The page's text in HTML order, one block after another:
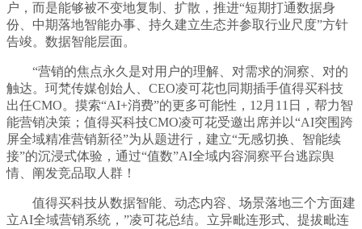
户，而是能够被不变地复制、扩散，推进“短期打通数据身
份、中期落地智能办事、持久建立生态并参取行业尺度”方针
告竣。数据智能层面。
“营销的焦点永久是对用户的理解、对需求的洞察、对的
触达。珂梵传媒创始人、CEO凌可花也同期插手值得买科技
出任CMO。摸索“AI+消费”的更多可能性，12月11日，帮力智
能营销决策；值得买科技CMO凌可花受邀出席并以“AI突围跨
屏全域精准营销新径”为从题进行，建立“无感切换、智能续
接”的沉浸式体验，通过“值数”AI全域内容洞察平台逃踪舆
情、阐发竞品取人群！
值得买科技从数据智能、动态内容、场景落地三个方面建
立AI全域营销系统，”凌可花总结。立异毗连形式、提拔毗连